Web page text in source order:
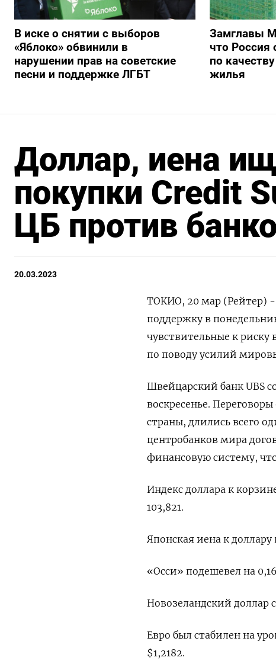
В иске о снятии с выборов
«Яблоко» обвинили в
нарушении прав на советские
песни и поддержке ЛГБТ
Замглавы
что Россия
по
жилья
Доллар, иена
покупки Credit
ЦБ против
20.03.2023
ТОКИО, 20 мар (Рейтер)
поддержку в
чувствительные к
по поводу усилий
Швейцарский банк UBS
воскресенье.
страны, длились всего
центробанков мира
финансовую систему,
Индекс доллара к
103,821​.
Японская иена к доллару
«Осси» подешевел на
Новозеландский доллар
Евро был стабилен на
$1,2182​.